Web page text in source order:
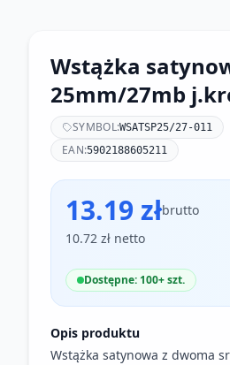
Wstążka
25mm/27mb
SYMBOL:WSATSP25/27-011
EAN:5902188605211
13.19 złbrutto
10.72 zł netto
Dostępne: 100+ szt.
Opis produktu
Wstążka satynowa z dwoma